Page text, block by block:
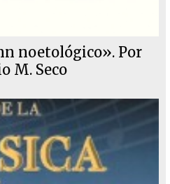
noetológico». Por
M. Seco